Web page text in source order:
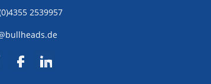
2539957